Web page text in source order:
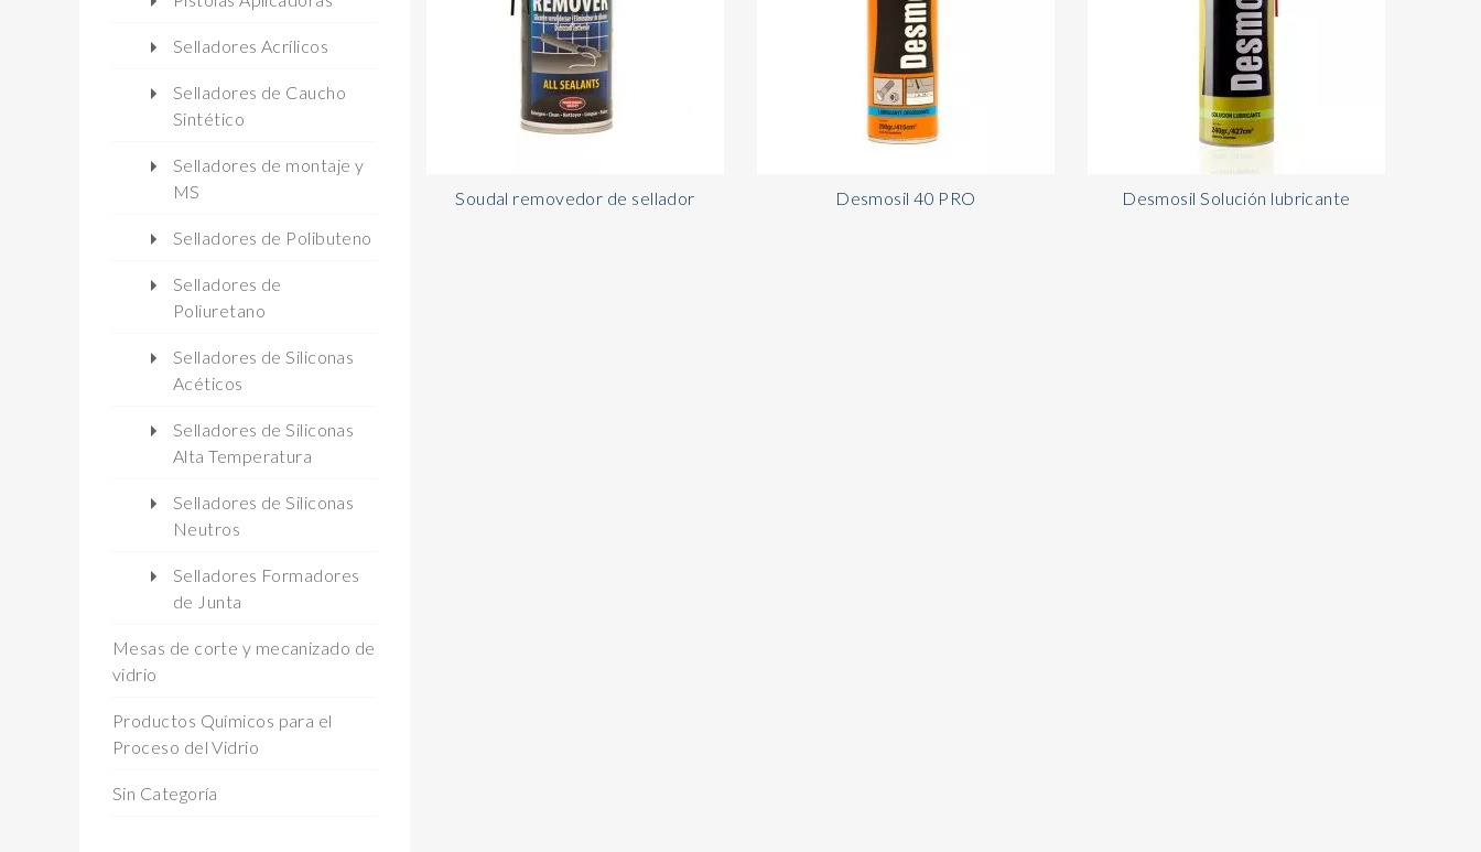
Soudal removedor de sellador Desmosil 40 PRO Desmosil Solución lubricante
Selladores Acrílicos
Selladores de Caucho
Sintético
Selladores de montaje y
MS
Selladores de Polibuteno
Selladores de
Poliuretano
Selladores de Siliconas
Acéticos
Selladores de Siliconas
Alta Temperatura
Selladores de Siliconas
Neutros
Selladores Formadores
de Junta
Mesas de corte y mecanizado de
vidrio
Productos Químicos para el
Proceso del Vidrio
Sin Categoría